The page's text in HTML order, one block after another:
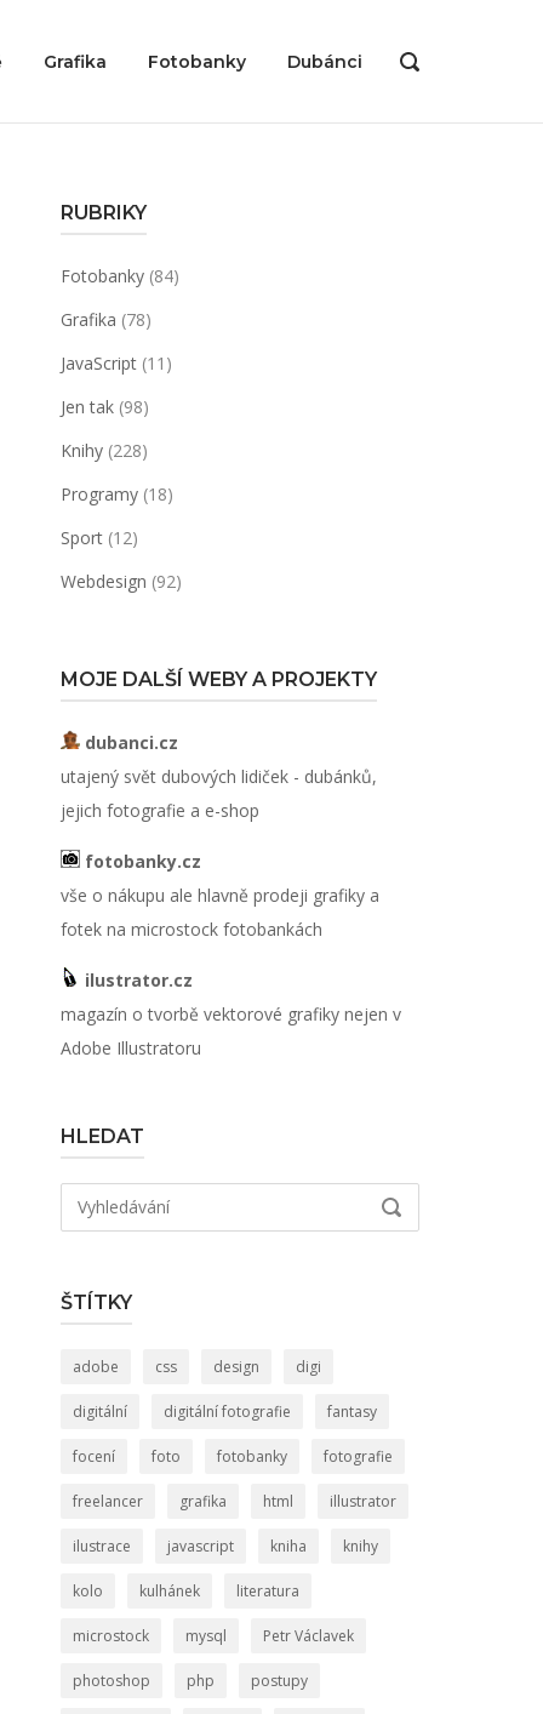
Grafika Fotobanky Dubánci
OPEN
RUBRIKY
Fotobanky(84)
Grafika (78)
JavaScript(11)
Jen tak(98)
Knihy(228)
Programy(18)
Sport(12)
Webdesign (92)
MOJE DALŠÍ WEBY A PROJEKTY
dubanci.cz
utajený svět dubových lidiček - dubánků,
jejich fotografie a e-shop
fotobanky.cz
vše o nákupu ale hlavně prodeji grafiky a
fotek na microstock fotobankách
ilustrator.cz
magazín o tvorbě vektorové grafiky nejen v
Adobe Illustratoru
HLEDAT
Hledat:
VYHLEDÁVÁNÍ
ŠTÍTKY
adobe css design digi
digitální digitální fotografie fantasy
focení foto fotobanky fotografie
freelancer grafika html illustrator
ilustrace javascript kniha knihy
kolo kulhánek literatura
microstock mysql Petr Václavek
photoshop php postupy